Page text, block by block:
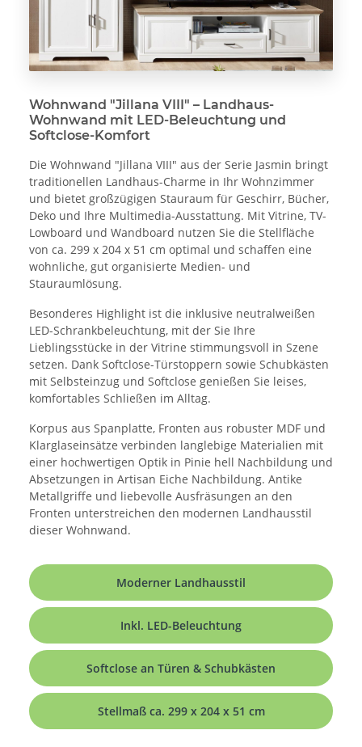
Wohnwand "Jillana VIII" – Landhaus-
Wohnwand mit LED-Beleuchtung und
Softclose-Komfort
Die Wohnwand "Jillana VIII" aus der Serie Jasmin bringt
traditionellen Landhaus-Charme in Ihr Wohnzimmer
und bietet großzügigen Stauraum für Geschirr, Bücher,
Deko und Ihre Multimedia-Ausstattung. Mit Vitrine, TV-
Lowboard und Wandboard nutzen Sie die Stellfläche
von ca. 299 x 204 x 51 cm optimal und schaffen eine
wohnliche, gut organisierte Medien- und
Stauraumlösung.
Besonderes Highlight ist die inklusive neutralweißen
LED-Schrankbeleuchtung, mit der Sie Ihre
Lieblingsstücke in der Vitrine stimmungsvoll in Szene
setzen. Dank Softclose-Türstoppern sowie Schubkästen
mit Selbsteinzug und Softclose genießen Sie leises,
komfortables Schließen im Alltag.
Korpus aus Spanplatte, Fronten aus robuster MDF und
Klarglaseinsätze verbinden langlebige Materialien mit
einer hochwertigen Optik in Pinie hell Nachbildung und
Absetzungen in Artisan Eiche Nachbildung. Antike
Metallgriffe und liebevolle Ausfräsungen an den
Fronten unterstreichen den modernen Landhausstil
dieser Wohnwand.
Moderner Landhausstil
Inkl. LED-Beleuchtung
Softclose an Türen & Schubkästen
Stellmaß ca. 299 x 204 x 51 cm